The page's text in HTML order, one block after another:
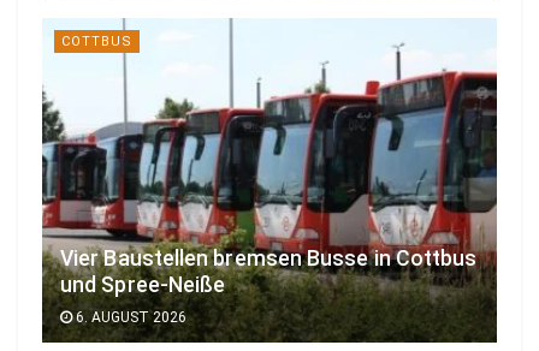
COTTBUS
Vier Baustellen bremsen Busse in Cottbus
und Spree-Neiße
6. AUGUST 2026